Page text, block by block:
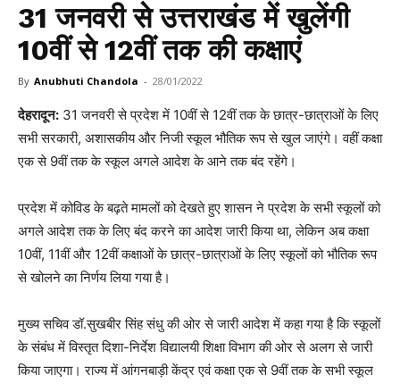
31 जनवरी से उत्तराखंड में खुलेंगी
10वीं से 12वीं तक की कक्षाएं
By Anubhuti Chandola - 28/01/2022
देहरादून: 31 जनवरी से प्रदेश में 10वीं से 12वीं तक के छात्र-छात्राओं के लिए
सभी सरकारी, अशासकीय और निजी स्कूल भौतिक रूप से खुल जाएंगे। वहीं कक्षा
एक से 9वीं तक के स्कूल अगले आदेश के आने तक बंद रहेंगे।
प्रदेश में कोविड के बढ़ते मामलों को देखते हुए शासन ने प्रदेश के सभी स्कूलों को
अगले आदेश तक के लिए बंद करने का आदेश जारी किया था, लेकिन अब कक्षा
10वीं, 11वीं और 12वीं कक्षाओं के छात्र-छात्राओं के लिए स्कूलों को भौतिक रूप
से खोलने का निर्णय लिया गया है।
मुख्य सचिव डॉ.सुखबीर सिंह संधु की ओर से जारी आदेश में कहा गया है कि स्कूलों
के संबंध में विस्तृत दिशा-निर्देश विद्यालयी शिक्षा विभाग की ओर से अलग से जारी
किया जाएगा। राज्य में आंगनबाड़ी केंद्र एवं कक्षा एक से 9वीं तक के सभी स्कूल